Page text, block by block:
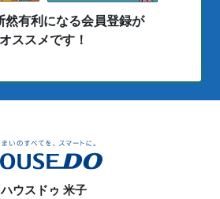
然有利になる会員登録が
オススメです！
ハウスドゥ 米子